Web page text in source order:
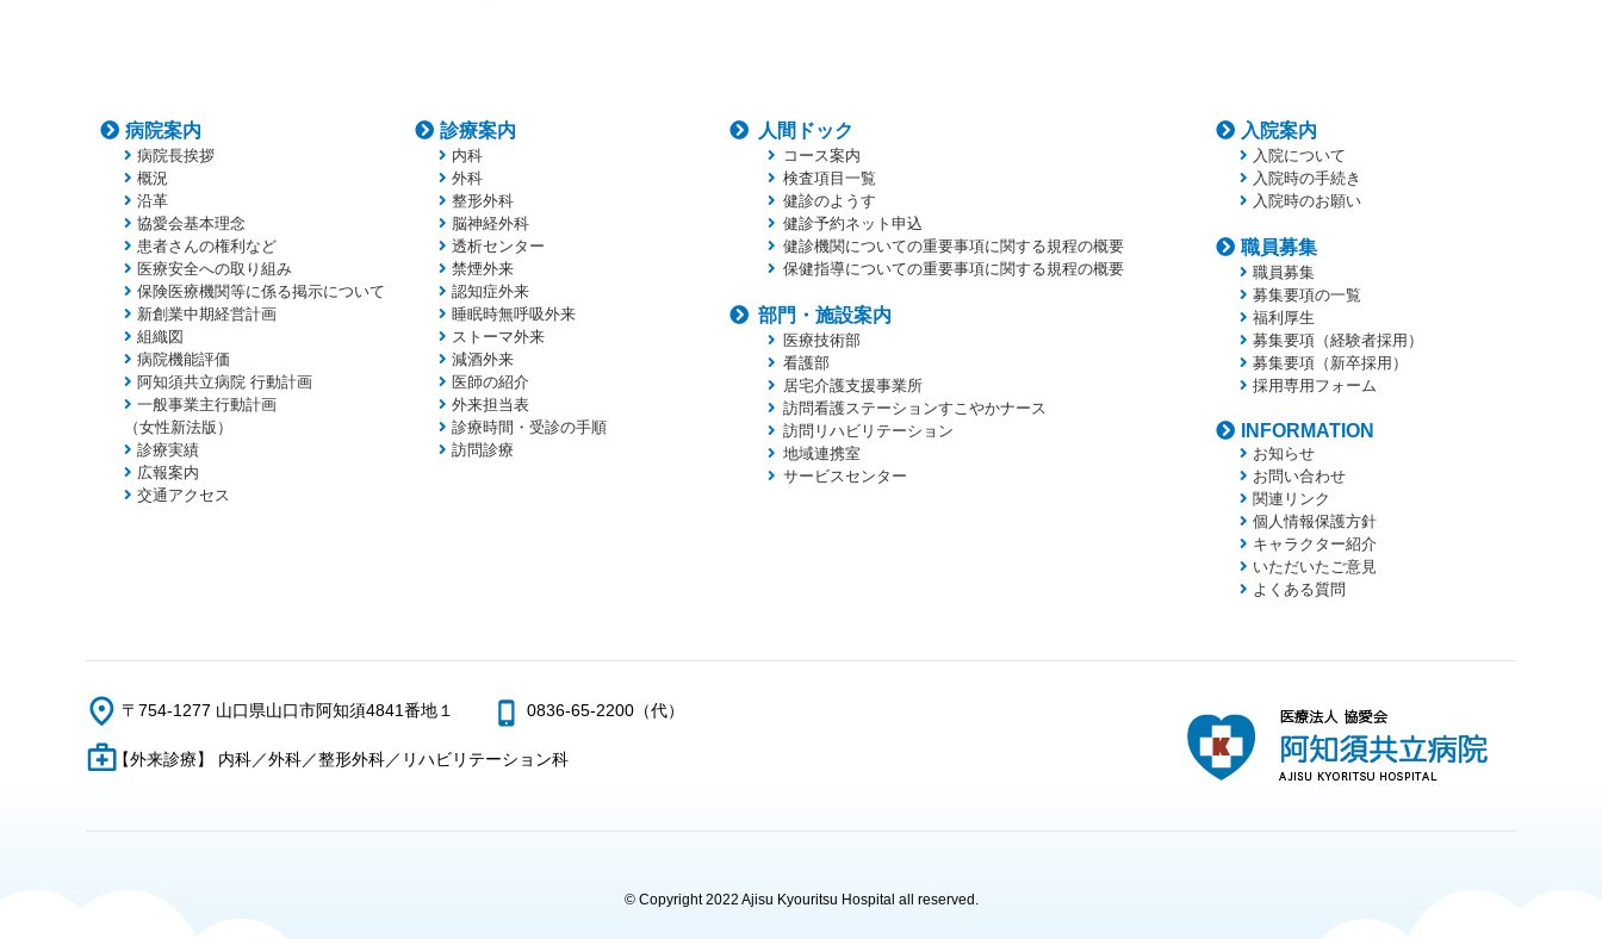
病院案内
病院長挨拶
概況
沿革
協愛会基本理念
患者さんの権利など
医療安全への取り組み
保険医療機関等に係る掲示について
新創業中期経営計画
組織図
病院機能評価
阿知須共立病院 行動計画
一般事業主行動計画
（女性新法版）
診療実績
広報案内
交通アクセス
診療案内
内科
外科
整形外科
脳神経外科
透析センター
禁煙外来
認知症外来
睡眠時無呼吸外来
ストーマ外来
減酒外来
医師の紹介
外来担当表
診療時間・受診の手順
訪問診療
人間ドック
コース案内
検査項目一覧
健診のようす
健診予約ネット申込
健診機関についての重要事項に関する規程の概要
保健指導についての重要事項に関する規程の概要
部門・施設案内
医療技術部
看護部
居宅介護支援事業所
訪問看護ステーションすこやかナース
訪問リハビリテーション
地域連携室
サービスセンター
入院案内
入院について
入院時の手続き
入院時のお願い
職員募集
職員募集
募集要項の一覧
福利厚生
募集要項（経験者採用）
募集要項（新卒採用）
採用専用フォーム
INFORMATION
お知らせ
お問い合わせ
関連リンク
個人情報保護方針
キャラクター紹介
いただいたご意見
よくある質問
〒754-1277 山口県山口市阿知須4841番地１ 0836-65-2200（代）
【外来診療】 内科／外科／整形外科／リハビリテーション科
© Copyright 2022 Ajisu Kyouritsu Hospital all reserved.